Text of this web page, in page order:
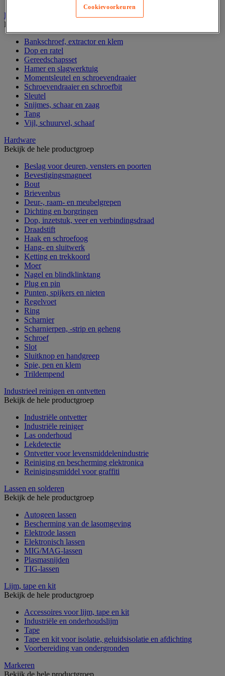
Handgereedschap
Bekijk de hele productgroep
Bankschroef, extractor en klem
Dop en ratel
Gereedschapsset
Hamer en slagwerktuig
Momentsleutel en schroevendraaier
Schroevendraaier en schroefbit
Sleutel
Snijmes, schaar en zaag
Tang
Vijl, schuurvel, schaaf
Hardware
Bekijk de hele productgroep
Beslag voor deuren, vensters en poorten
Bevestigingsmagneet
Bout
Brievenbus
Deur-, raam- en meubelgrepen
Dichting en borgringen
Dop, inzetstuk, veer en verbindingsdraad
Draadstift
Haak en schroefoog
Hang- en sluitwerk
Ketting en trekkoord
Moer
Nagel en blindklinktang
Plug en pin
Punten, spijkers en nieten
Regelvoet
Ring
Scharnier
Scharnierpen, -strip en geheng
Schroef
Slot
Sluitknop en handgreep
Spie, pen en klem
Trildempend
Industrieel reinigen en ontvetten
Bekijk de hele productgroep
Industriële ontvetter
Industriële reiniger
Las onderhoud
Lekdetectie
Ontvetter voor levensmiddelenindustrie
Reiniging en bescherming elektronica
Reinigingsmiddel voor graffiti
Lassen en solderen
Bekijk de hele productgroep
Autogeen lassen
Bescherming van de lasomgeving
Elektrode lassen
Elektronisch lassen
MIG/MAG-lassen
Plasmasnijden
TIG-lassen
Lijm, tape en kit
Bekijk de hele productgroep
Accessoires voor lijm, tape en kit
Industriële en onderhoudslijm
Tape
Tape en kit voor isolatie, geluidsisolatie en afdichting
Voorbereiding van ondergronden
Markeren
Bekijk de hele productgroep
Cookievoorkeuren